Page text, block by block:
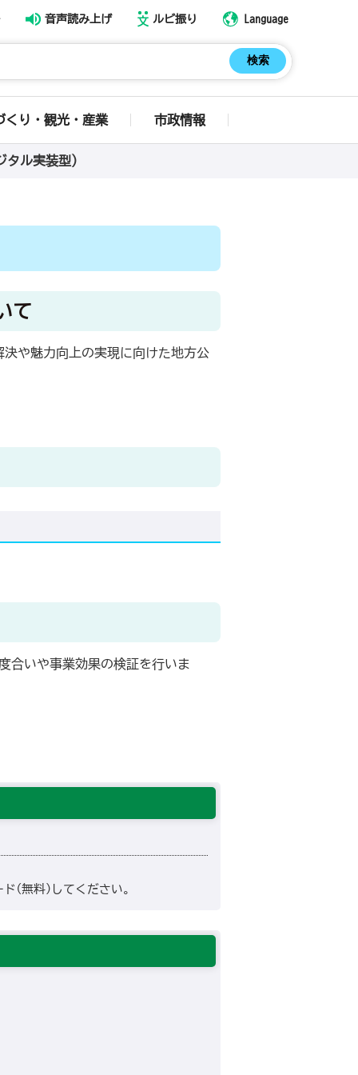
音声読み上げ ルビ振り Language
くり・観光・産業 市政情報
ル実装型）
て
や魅力向上の実現に向けた地方公
合いや事業効果の検証を行いま
(無料)してください。